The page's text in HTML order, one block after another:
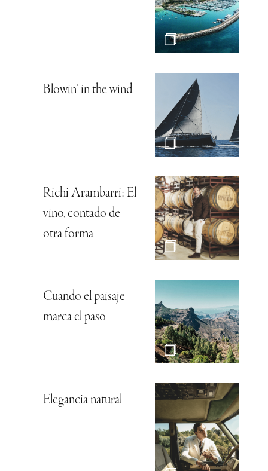
Blowin’ in the wind
Richi Arambarri: El
vino, contado de
otra forma
Cuando el paisaje
marca el paso
Elegancia natural